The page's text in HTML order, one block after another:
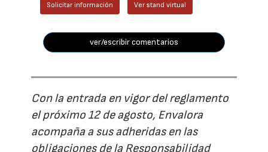
Solicitar información Ver stand virtual
ver/escribir comentarios
Con la entrada en vigor del reglamento
el próximo 12 de agosto, Envalora
acompaña a sus adheridas en las
obligaciones de la Responsabilidad